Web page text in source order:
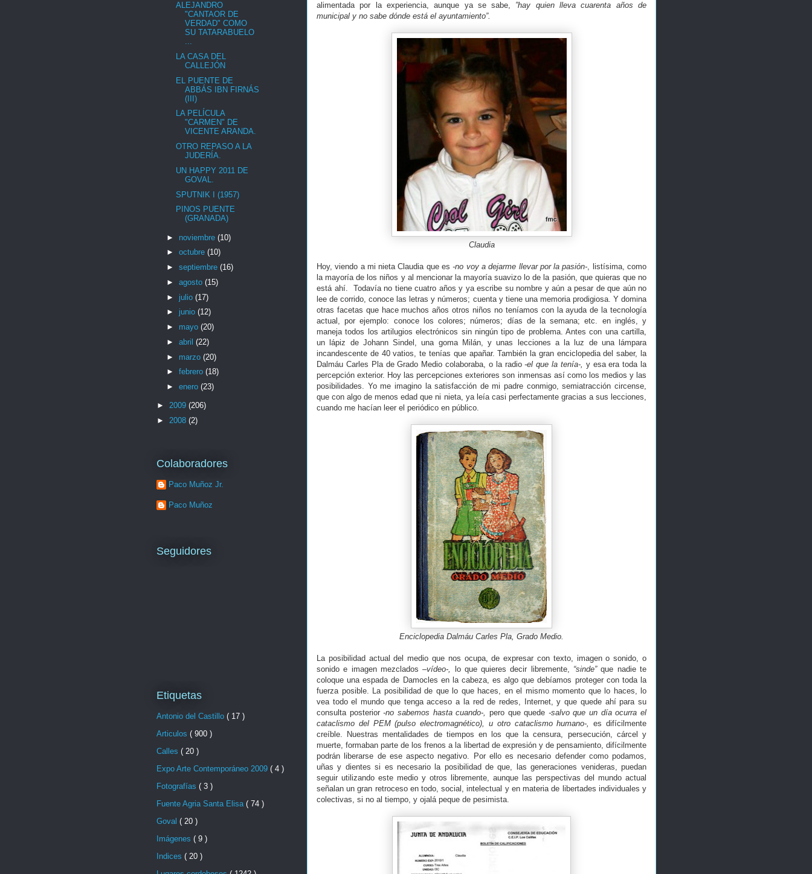
alimentada por la experiencia, aunque ya se sabe, ”hay quien lleva cuarenta años de
municipal y no sabe dónde está el ayuntamiento”.
Claudia
Hoy, viendo a mi nieta Claudia que es-no voy a dejarme llevar por la pasión-, listísima, como
la mayoría de los niños y al mencionar la mayoría suavizo lo de la pasión, que quieras que no
está ahí. Todavía no tiene cuatro años y ya escribe su nombre y aún a pesar de que aún no
lee de corrido, conoce las letras y números; cuenta y tiene una memoria prodigiosa. Y domina
otras facetas que hace muchos años otros niños no teníamos con la ayuda de la tecnología
actual, por ejemplo: conoce los colores; números; días de la semana; etc. en inglés, y
maneja todos los artilugios electrónicos sin ningún tipo de problema. Antes con una cartilla,
un lápiz de Johann Sindel, una goma Milán, y unas lecciones a la luz de una lámpara
incandescente de 40 vatios, te tenías que apañar. También la gran enciclopedia del saber, la
Dalmáu Carles Pla de Grado Medio colaboraba, o la radio-el que la tenía-, y esa era toda la
percepción exterior. Hoy las percepciones exteriores son inmensas así como los medios y las
posibilidades. Yo me imagino la satisfacción de mi padre conmigo, semiatracción circense,
que con algo de menos edad que ni nieta, ya leía casi perfectamente gracias a sus lecciones,
cuando me hacían leer el periódico en público.
Enciclopedia Dalmáu Carles Pla, Grado Medio.
La posibilidad actual del medio que nos ocupa, de expresar con texto, imagen o sonido, o
sonido e imagen mezclados–vídeo-, lo que quieres decir libremente, “sinde”que nadie te
coloque una espada de Damocles en la cabeza, es algo que debíamos proteger con toda la
fuerza posible. La posibilidad de que lo que haces, en el mismo momento que lo haces, lo
vea todo el mundo que tenga acceso a la red de redes, Internet, y que quede ahí para su
consulta posterior-no sabemos hasta cuando-, pero que quede -salvo que un día ocurra el
cataclismo del PEM (pulso electromagnético), u otro cataclismo humano-, es difícilmente
creíble. Nuestras mentalidades de tiempos en los que la censura, persecución, cárcel y
muerte, formaban parte de los frenos a la libertad de expresión y de pensamiento, difícilmente
podrán liberarse de ese aspecto negativo. Por ello es necesario defender como podamos,
uñas y dientes si es necesario la posibilidad de que, las generaciones venideras, puedan
seguir utilizando este medio y otros libremente, aunque las perspectivas del mundo actual
señalan un gran retroceso en todo, social, intelectual y en materia de libertades individuales y
colectivas, si no al tiempo, y ojalá peque de pesimista.
ALEJANDRO
"CANTAOR DE
VERDAD" COMO
SU TATARABUELO
...
LA CASA DEL
CALLEJÓN
EL PUENTE DE
ABBÁS IBN FIRNÁS
(III)
LA PELÍCULA
"CARMEN" DE
VICENTE ARANDA.
OTRO REPASO A LA
JUDERÍA.
UN HAPPY 2011 DE
GOVAL.
SPUTNIK I (1957)
PINOS PUENTE
(GRANADA)
► noviembre (10)
► octubre (10)
► septiembre (16)
► agosto (15)
► julio (17)
► junio (12)
► mayo (20)
► abril (22)
► marzo (20)
► febrero (18)
► enero (23)
► 2009 (206)
► 2008 (2)
Colaboradores
Paco Muñoz Jr.
Paco Muñoz
Seguidores
Etiquetas
Antonio del Castillo ( 17 )
Articulos ( 900 )
Calles ( 20 )
Expo Arte Contemporáneo 2009 ( 4 )
Fotografías ( 3 )
Fuente Agria Santa Elisa ( 74 )
Goval ( 20 )
Imágenes ( 9 )
Indices ( 20 )